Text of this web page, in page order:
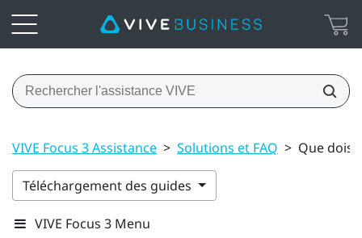
VIVE Focus 3 Assistance > Solutions et FAQ > Que dois-
Téléchargement des guides
VIVE Focus 3 Menu